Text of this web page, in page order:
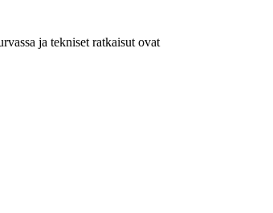
ja tekniset ratkaisut ovat